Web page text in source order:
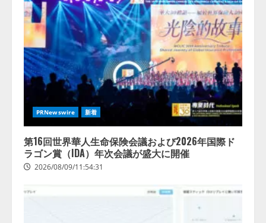
3
lmessage、MCP接続機能を強化
し、AIから設定操作できる機能を
拡充
2026/08/07/13:53:50
【2026年企業のAI導入・活用に関
する調査】AIを組織として導入で
きている企業は26.8％。AI導入企
業の68.0％が、自社でのAI導入・
活用は「上手くいっている」と回
答
2026/08/07/13:53:50
PRNewswire 新着
第16回世界華人生命保険会議および2026年国際ド
ラゴン賞（IDA）年次会議が盛大に開催
2026/08/09/11:54:31